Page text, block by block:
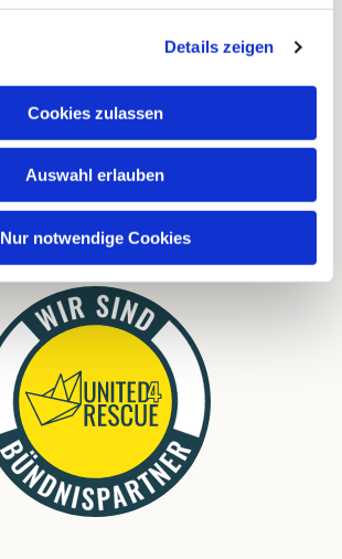
Details zeigen
Cookies zulassen
Auswahl erlauben
Nur notwendige Cookies